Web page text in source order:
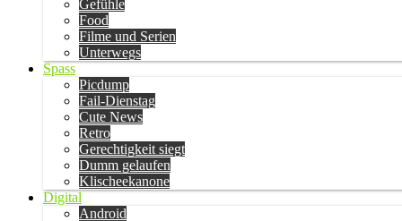
Gefühle
Food
Filme und Serien
Unterwegs
Spass
Picdump
Fail-Dienstag
Cute News
Retro
Gerechtigkeit siegt
Dumm gelaufen
Klischeekanone
Digital
Android